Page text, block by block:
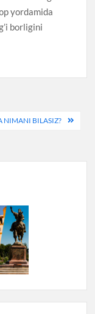
yordamida
borligini
NIMANI BILASIZ?